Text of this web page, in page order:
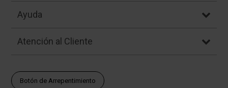
Ayuda
Atención al Cliente
Botón de Arrepentimiento